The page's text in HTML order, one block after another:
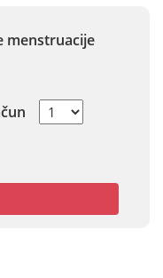
menstruacije